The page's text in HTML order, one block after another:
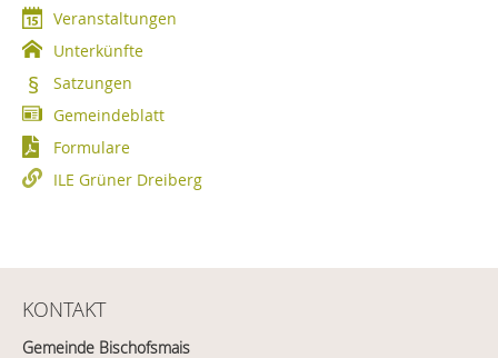
Veranstaltungen
Unterkünfte
Satzungen
Gemeindeblatt
Formulare
ILE Grüner Dreiberg
KONTAKT
Gemeinde Bischofsmais